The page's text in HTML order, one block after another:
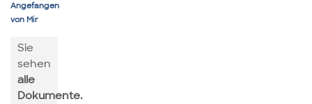
Angefangen
von Mir
Sie
sehen
alle
Dokumente.